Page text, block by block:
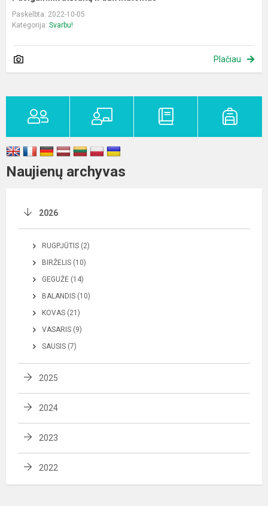
Paskelbta: 2022-10-05
Kategorija: Svarbu!
Plačiau
Naujienų archyvas
2026
RUGPJŪTIS (2)
BIRŽELIS (10)
GEGUŽĖ (14)
BALANDIS (10)
KOVAS (21)
VASARIS (9)
SAUSIS (7)
2025
2024
2023
2022